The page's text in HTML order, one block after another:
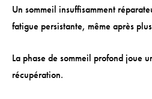
Un sommeil insuffisamment
fatigue persistante, même après
La phase de sommeil profond joue
récupération.